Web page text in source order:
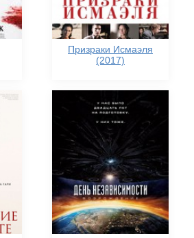
Призраки Исмаэля
(2017)